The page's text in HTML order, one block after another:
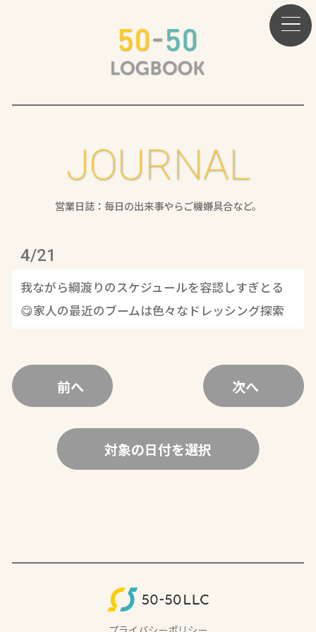
JOURNAL
営業日誌：毎日の出来事やらご機嫌具合など。
4/21
我ながら綱渡りのスケジュールを容認しすぎとる
😋家人の最近のブームは色々なドレッシング探索
前へ 次へ
対象の日付を選択